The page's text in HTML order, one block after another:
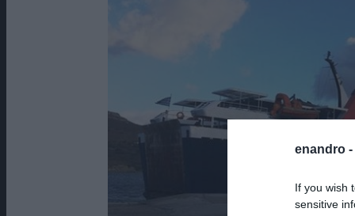
enandro -
If you wish
sensitive